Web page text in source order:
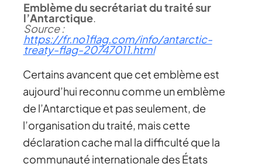
Emblème du secrétariat du traité sur
l’Antarctique.
Source :
https://fr.no1flag.com/info/antarctic-
treaty-flag-20747011.html
Certains avancent que cet emblème est
aujourd’hui reconnu comme un emblème
de l’Antarctique et pas seulement, de
l’organisation du traité, mais cette
déclaration cache mal la difficulté que la
communauté internationale des États